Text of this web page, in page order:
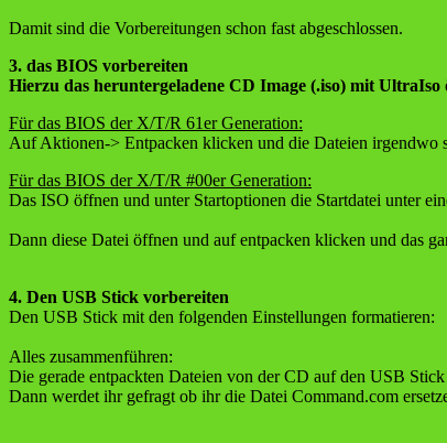
Damit sind die Vorbereitungen schon fast abgeschlossen.
3. das BIOS vorbereiten
Hierzu das heruntergeladene CD Image (.iso) mit UltraIso
Für das BIOS der X/T/R 61er Generation:
Auf Aktionen-> Entpacken klicken und die Dateien irgendwo
Für das BIOS der X/T/R #00er Generation:
Das ISO öffnen und unter Startoptionen die Startdatei unter
Dann diese Datei öffnen und auf entpacken klicken und das
4. Den USB Stick vorbereiten
Den USB Stick mit den folgenden Einstellungen formatieren:
Alles zusammenführen:
Die gerade entpackten Dateien von der CD auf den USB
Dann werdet ihr gefragt ob ihr die Datei Command.com